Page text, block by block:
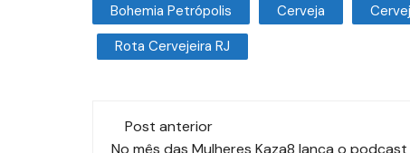
Bohemia Petrópolis Cerveja
Rota Cervejeira RJ
Post anterior
No mês das Mulheres Kaza8 lança o podcast